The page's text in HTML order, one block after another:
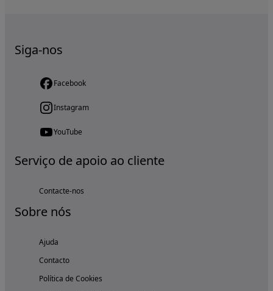
Siga-nos
Facebook
Instagram
YouTube
Serviço de apoio ao cliente
Contacte-nos
Sobre nós
Ajuda
Contacto
Política de Cookies